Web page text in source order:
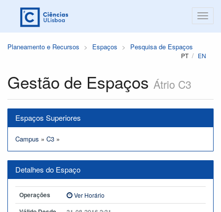
Planeamento e Recursos Espaços Pesquisa de Espaços
PT EN
Gestão de Espaços Átrio C3
Espaços Superiores
Campus » C3 »
Detalhes do Espaço
Operações Ver Horário